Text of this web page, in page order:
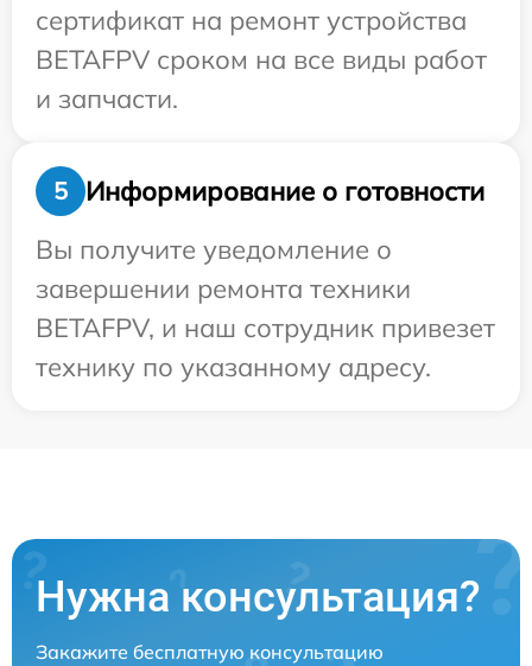
сертификат на ремонт устройства
BETAFPV сроком на все виды работ
и запчасти.
5
Информирование о готовности
Вы получите уведомление о
завершении ремонта техники
BETAFPV, и наш сотрудник привезет
технику по указанному адресу.
Нужна консультация?
Закажите бесплатную консультацию